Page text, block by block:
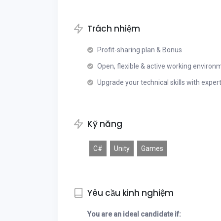
Trách nhiệm
Profit-sharing plan & Bonus
Open, flexible & active working
Upgrade your technical skills with
Kỹ năng
C# Unity Games
Yêu cầu kinh nghiệm
You are an ideal candidate if: